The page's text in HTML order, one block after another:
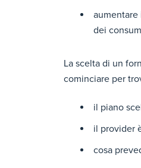
aumentare
dei
La scelta di un
cominciare per
il piano
il provider
cosa